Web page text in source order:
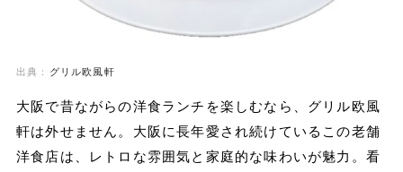
出典： グリル欧風軒
大阪で昔ながらの洋食ランチを楽しむなら、グリル欧風
軒は外せません。大阪に長年愛され続けているこの老舗
洋食店は、レトロな雰囲気と家庭的な味わいが魅力。看